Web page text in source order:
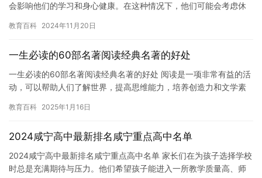
会影响他们的学习和身心健康。在这种情况下，他们可能会考虑休
素。…
教育百科 2024年11月20日
一生必读的60部名著阅读经典名著的好处
一生必读的60部名著阅读经典名著的好处 阅读是一项非常有益的活
动，可以帮助人们了解世界，提高思维能力，培养创造力和文学素
一…
教育百科 2025年1月16日
2024咸宁高中最新排名咸宁重点高中名单
2024咸宁高中最新排名咸宁重点高中名单 家长们在为孩子选择学校
时总是充满期待与压力。他们希望孩子能进入一所教学质量高、师